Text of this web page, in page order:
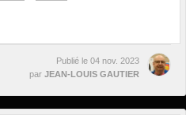
Publié le 04 nov. 2023
par JEAN-LOUIS GAUTIER